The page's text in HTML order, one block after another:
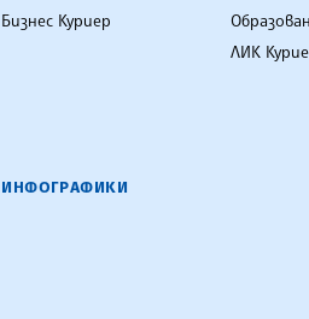
Бизнес Куриер
ЛИК
ИНФОГРАФИКИ